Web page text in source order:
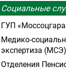
Социальные
ГУП
Медико-
экспертиза (МСЭ)
Отделения